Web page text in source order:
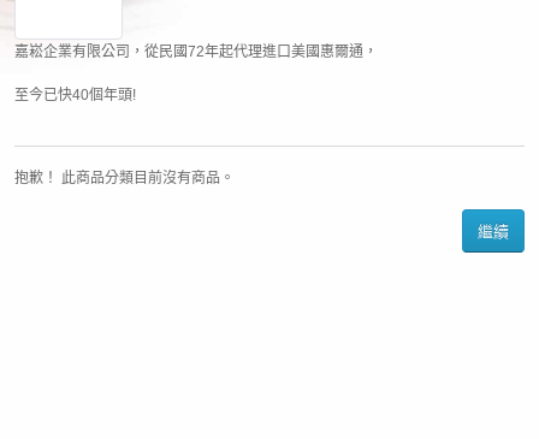
嘉崧企業有限公司，從民國72年起代理進口美國惠爾通，
至今已快40個年頭!
抱歉！ 此商品分類目前沒有商品。
繼續